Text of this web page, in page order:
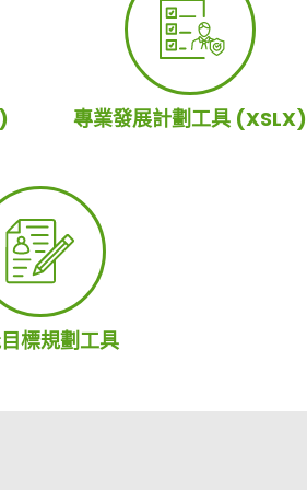
專業發展計劃工具 (XSLX)
標規劃工具